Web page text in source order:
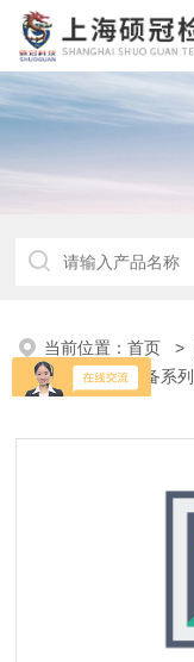
当前位置：首页 >
程试验仪器设备系列